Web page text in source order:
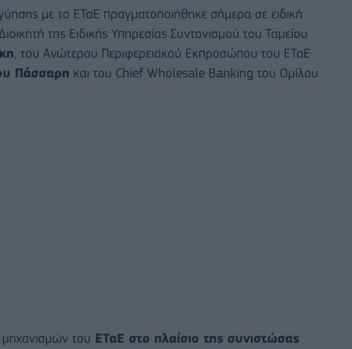
με το ΕΤαΕ πραγματοποιήθηκε σήμερα σε ειδική
της Ειδικής Υπηρεσίας Συντονισμού του Ταμείου
, του Ανώτερου Περιφερειακού Εκπροσώπου του ΕΤαΕ
Πάσσαρη και του Chief Wholesale Banking του Ομίλου
του ΕΤαΕ στο πλαίσιο της συνιστώσας